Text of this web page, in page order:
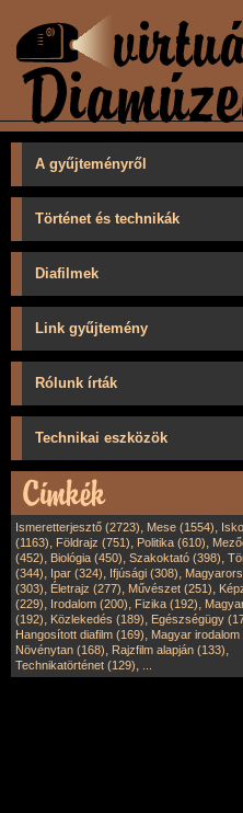
A gyűjteményről
Történet és technikák
Diafilmek
Link gyűjtemény
Rólunk írták
Technikai eszközök
Ismeretterjesztő (2723), Mese (1554),
(1163), Földrajz (751), Politika (610),
(452), Biológia (450), Szakoktató (398),
(344), Ipar (324), Ifjúsági (308),
(303), Életrajz (277), Művészet (251),
(229), Irodalom (200), Fizika (192),
(192), Közlekedés (189), Egészségügy
Hangosított diafilm (169), Magyar irodalom
Növénytan (168), Rajzfilm alapján (133),
Technikatörténet (129),